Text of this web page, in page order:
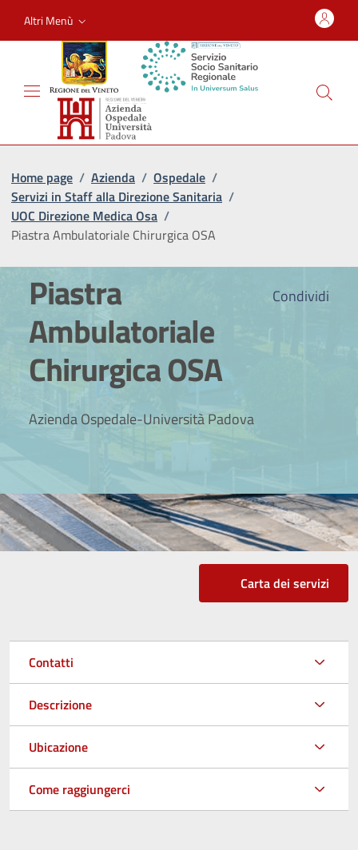
Altri Menù
Home page / Azienda / Ospedale /
Servizi in Staff alla Direzione Sanitaria /
UOC Direzione Medica Osa /
Piastra Ambulatoriale Chirurgica OSA
Condividi
Piastra
Ambulatoriale
Chirurgica OSA
Azienda Ospedale-Università Padova
Carta dei servizi
Contatti
Descrizione
Ubicazione
Come raggiungerci